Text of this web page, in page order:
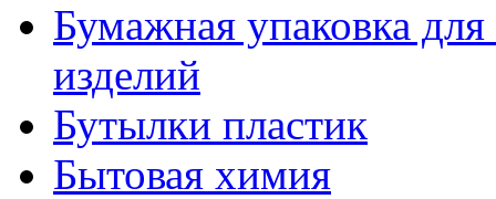
Бумажная упаковка
изделий
Бутылки пластик
Бытовая химия